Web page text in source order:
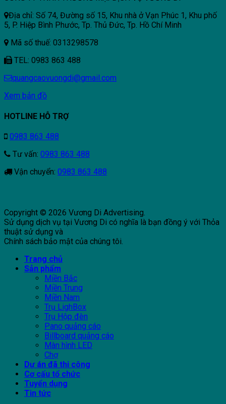
Địa chỉ: Số 74, Đường số 15, Khu nhà ở Vạn Phúc 1, Khu phố
5, P. Hiệp Bình Phước, Tp. Thủ Đức, Tp. Hồ Chí Minh
Mã số thuế: 0313298578
TEL: 0983 863 488
quangcaovuongdi@gmail.com
Xem bản đồ
HOTLINE HỖ TRỢ
0983 863 488
Tư vấn: 0983 863 488
Vận chuyển: 0983 863 488
Copyright © 2026 Vương Di Advertising.
Sử dụng dịch vụ tại Vương Di có nghĩa là bạn đồng ý với Thỏa
thuật sử dụng và
Chính sách bảo mật của chúng tôi.
Trang chủ
Sản phẩm
Miền Bắc
Miền Trung
Miền Nam
Trụ LighBox
Trụ Hộp đèn
Pano quảng cáo
Billboard quảng cáo
Màn hình LED
Chợ
Dự án đã thi công
Cơ cấu tổ chức
Tuyển dụng
Tin tức